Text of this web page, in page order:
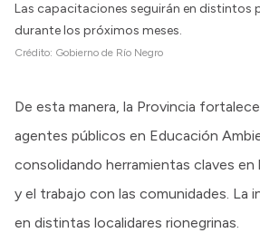
Las capacitaciones seguirán en distintos
durante los próximos meses.
Crédito: Gobierno de Río Negro
De esta manera, la Provincia
agentes públicos en Educación
consolidando herramientas claves en
y el trabajo con las comunidades. La
en distintas localidares rionegrinas.